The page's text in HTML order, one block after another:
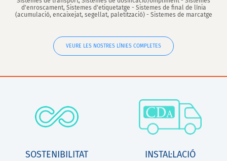
d'enroscament, Sistemes d'etiquetatge - Sistemes de final de línia
(acumulació, encaixejat, segellat, paletització) - Sistemes de marcatge
VEURE LES NOSTRES LÍNIES COMPLETES
SOSTENIBILITAT INSTAL·LACIÓ